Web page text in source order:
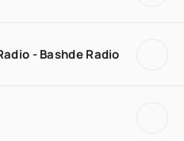
- Bashde Radio